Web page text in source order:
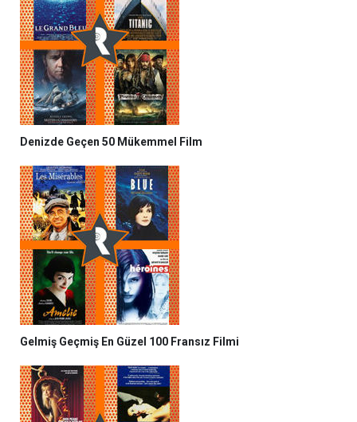
Denizde Geçen 50 Mükemmel Film
Gelmiş Geçmiş En Güzel 100 Fransız Filmi